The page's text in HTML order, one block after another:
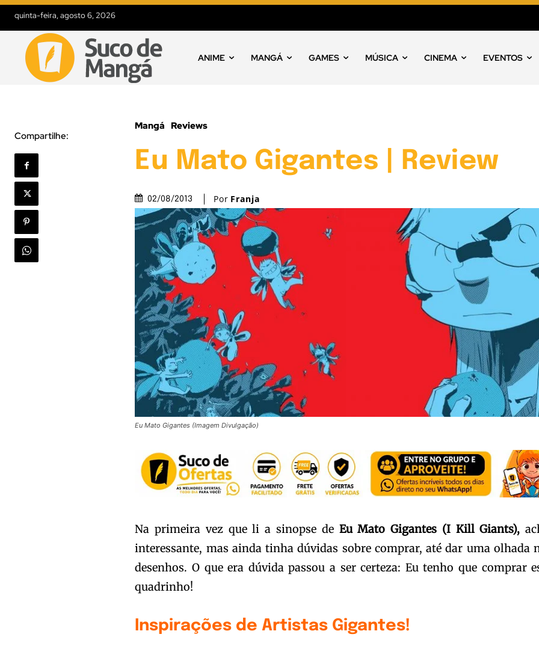
quinta-feira, agosto 6, 2026
ANIME MANGÁ GAMES MÚSICA CINEMA EVENTOS
Compartilhe:
Mangá Reviews
Eu Mato Gigantes | Review
02/08/2013 Por Franja
Eu Mato Gigantes (Imagem Divulgação)
Na primeira vez que li a sinopse de Eu Mato Gigantes (I Kill Giants),
interessante, mas ainda tinha dúvidas sobre comprar, até dar uma olhada
desenhos. O que era dúvida passou a ser certeza: Eu tenho que comprar
quadrinho!
Inspirações de Artistas Gigantes!